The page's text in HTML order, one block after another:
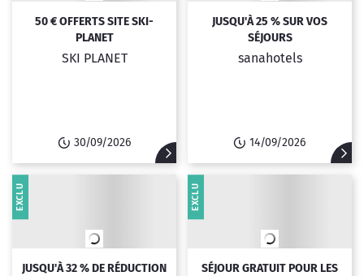
50 € OFFERTS SITE SKI-
PLANET
SKI PLANET
30/09/2026
JUSQU'À 25 % SUR VOS
SÉJOURS
sanahotels
14/09/2026
JUSQU'À 32 % DE RÉDUCTION
EXCLU
SÉJOUR GRATUIT POUR LES
EXCLU